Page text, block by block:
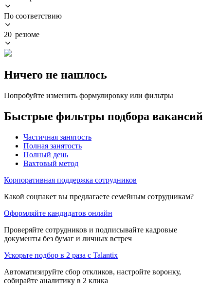
По соответствию
20 резюме
Ничего не нашлось
Попробуйте изменить формулировку или фильтры
Быстрые фильтры подбора вакансий
Частичная занятость
Полная занятость
Полный день
Вахтовый метод
Корпоративная поддержка сотрудников
Какой соцпакет вы предлагаете семейным сотрудникам?
Оформляйте кандидатов онлайн
Проверяйте сотрудников и подписывайте кадровые
документы без бумаг и личных встреч
Ускорьте подбор в 2 раза с Talantix
Автоматизируйте сбор откликов, настройте воронку,
собирайте аналитику в 2 клика